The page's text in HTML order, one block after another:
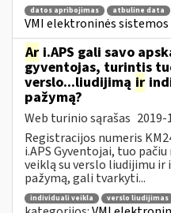
datos apribojimas atbuline data
VMI elektroninės sistemos
Ar i.APS gali savo
gyventojas, turintis
verslo...liudijimą ir
pažymą?
Web turinio sąrašas 2019-
Registracijos numeris
i.APS Gyventojai, tuo
veiklą su verslo liudijimu ir
pažymą, gali tvarkyti...
individuali veikla verslo liudijimas